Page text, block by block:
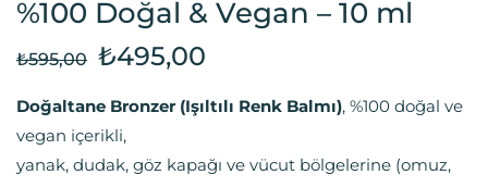
%100 Doğal & Vegan – 10 ml
₺595,00 ₺495,00
Doğaltane Bronzer (Işıltılı Renk Balmı), %100 doğal ve
vegan içerikli,
yanak, dudak, göz kapağı ve vücut bölgelerine (omuz,